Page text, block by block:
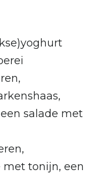
salade met
met tonijn, een